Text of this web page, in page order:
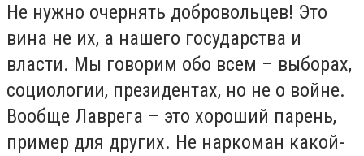
Не нужно очернять добровольцев! Это
вина не их, а нашего государства и
власти. Мы говорим обо всем – выборах,
социологии, президентах, но не о войне.
Вообще Лаврега – это хороший парень,
пример для других. Не наркоман какой-